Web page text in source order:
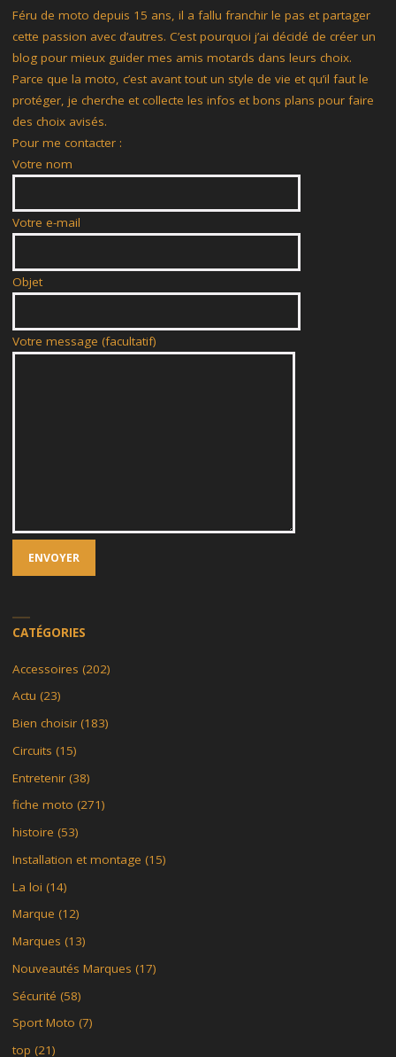
Féru de moto depuis 15 ans, il a fallu franchir le pas et partager
cette passion avec d’autres. C’est pourquoi j’ai décidé de créer un
blog pour mieux guider mes amis motards dans leurs choix.
Parce que la moto, c’est avant tout un style de vie et qu’il faut le
protéger, je cherche et collecte les infos et bons plans pour faire
des choix avisés.
Pour me contacter :
Votre nom
Votre e-mail
Objet
Votre message (facultatif)
CATÉGORIES
Accessoires (202)
Actu (23)
Bien choisir(183)
Circuits (15)
Entretenir(38)
fiche moto (271)
histoire (53)
Installation et montage (15)
La loi (14)
Marque (12)
Marques (13)
Nouveautés Marques (17)
Sécurité (58)
Sport Moto (7)
top (21)